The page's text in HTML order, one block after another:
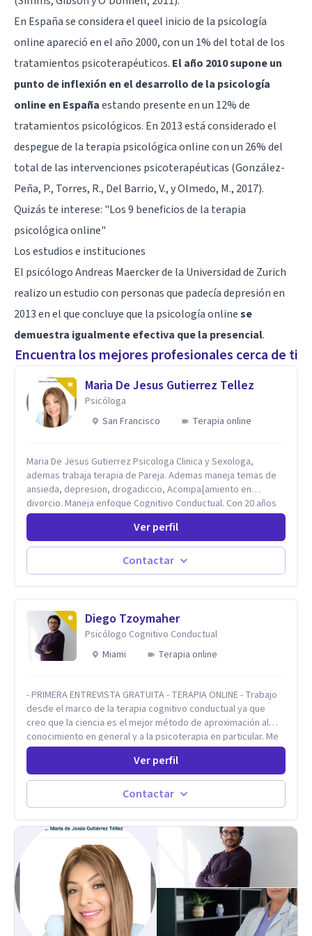
En España se considera el queel inicio de la psicología
online apareció en el año 2000, con un 1% del total de los
tratamientos psicoterapéuticos. El año 2010 supone un
punto de inflexión en el desarrollo de la psicología
online en Españaestando presente en un 12% de
tratamientos psicológicos. En 2013 está considerado el
despegue de la terapia psicológica online con un 26% del
total de las intervenciones psicoterapéuticas (González-
Peña, P., Torres, R., Del Barrio, V., y Olmedo, M., 2017).
Quizás te interese: "Los 9 beneficios de la terapia
psicológica online"
Los estudios e instituciones
El psicólogo Andreas Maercker de la Universidad de Zurich
realizo un estudio con personas que padecía depresión en
2013 en el que concluye que la psicología onlinese
demuestra igualmente efectiva que la presencial.
Encuentra los mejores profesionales cerca de ti
Maria De Jesus Gutierrez Tellez
Psicóloga
San Francisco
Terapia online
Maria De Jesus Gutierrez Psicologa Clinica y Sexologa,
ademas trabaja terapia de Pareja. Ademas maneja temas de
ansieda, depresion, drogadiccio, Acompa{amiento en
divorcio. Maneja enfoque Cognitivo Conductual. Con 20 años
de experiencia, constantemente capacitandose en las
diferntes areas de la Salud Mental.
Ver perfil
Contactar
Diego Tzoymaher
Psicólogo Cognitivo Conductual
Miami
Terapia online
- PRIMERA ENTREVISTA GRATUITA - TERAPIA ONLINE - Trabajo
desde el marco de la terapia cognitivo conductual ya que
creo que la ciencia es el mejor método de aproximación al
conocimiento en general y a la psicoterapia en particular. Me
interesan los procesos de cambio conductual por los que una
persona pueda alcanzar sus objetivos, transitando,
aceptando y modificando sus patrones cognitivos y
emocionales. Abordo patologías específicas como trastornos
de ansiedad y del ánimo, y también crisis vitales y procesos
Ver perfil
Contactar